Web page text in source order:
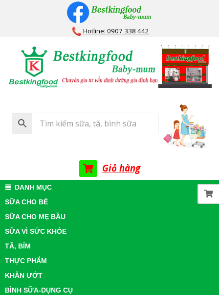
Hotline: 0907 338 442
Bestkingfood
Baby-
mum
Giỏ hàng
Primary
Navigation
Menu
DANH MỤC
SỮA CHO BÉ
SỮA CHO MẸ BẦU
SỮA VÌ SỨC KHỎE
TÃ, BỈM
THỰC PHẨM
KHĂN ƯỚT
BÌNH SỮA-DỤNG CỤ